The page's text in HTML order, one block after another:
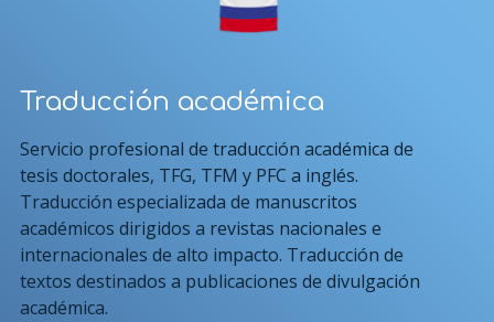
Traducción académica
Servicio profesional de traducción académica de
tesis doctorales, TFG, TFM y PFC a inglés.
Traducción especializada de manuscritos
académicos dirigidos a revistas nacionales e
internacionales de alto impacto. Traducción de
textos destinados a publicaciones de divulgación
académica.